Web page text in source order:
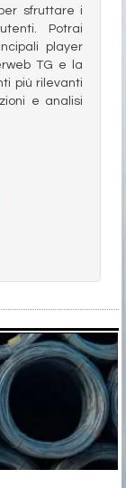
sfruttare i
Potrai
player
TG e la
più rilevanti
e analisi